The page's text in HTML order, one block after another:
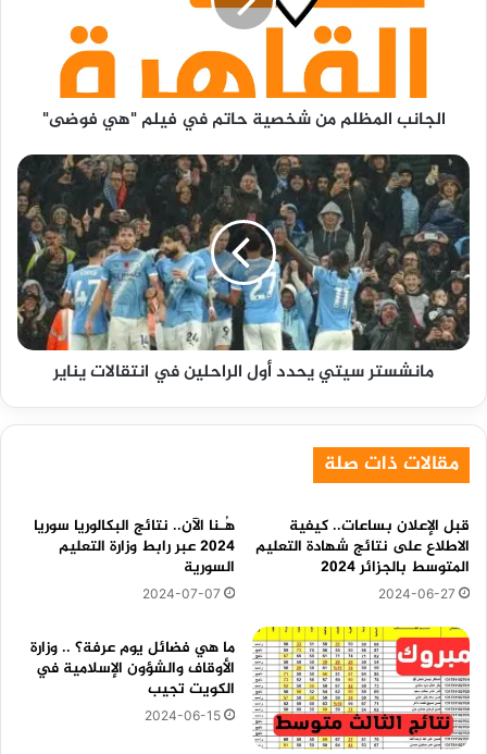
الجانب المظلم من شخصية حاتم في فيلم "هي فوضى"
مانشستر
سيتي
يحدد
أول
الراحلين
في
انتقالات
يناير
مانشستر سيتي يحدد أول الراحلين في انتقالات يناير
مقالات ذات صلة
قبل الإعلان بساعات.. كيفية
الاطلاع على نتائج شهادة التعليم
المتوسط بالجزائر 2024
2024-06-27
هُـنا الآن.. نتائج البكالوريا سوريا
2024 عبر رابط وزارة التعليم
السورية
2024-07-07
ما هي فضائل يوم عرفة؟ .. وزارة
الأوقاف والشؤون الإسلامية في
الكويت تجيب
2024-06-15